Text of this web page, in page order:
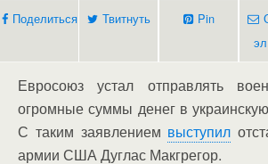
Поделиться Твитнуть Pin
Евросоюз устал отправлять
огромные суммы денег в
С таким заявлением выступил
армии США Дуглас Макгрегор.